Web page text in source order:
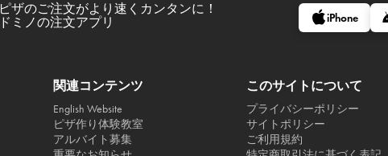
ピザのご注文がより速くカンタンに！
ドミノの注文アプリ
iPhone
関連コンテンツ
English Website
ピザ作り体験教室
アルバイト募集
このサイトについて
プライバシーポリシー
サイトポリシー
ご利用規約